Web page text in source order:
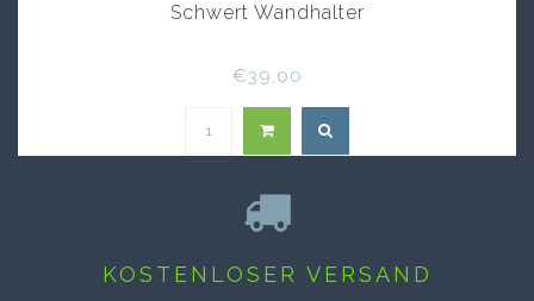
Schwert Wandhalter
€39,00
KOSTENLOSER VERSAND